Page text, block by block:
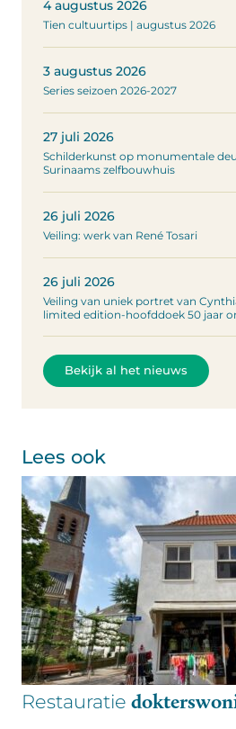
4 augustus 2026
Tien cultuurtips | augustus 2026
3 augustus 2026
Series seizoen 2026-2027
27 juli 2026
Schilderkunst op monumentale
Surinaams zelfbouwhuis
26 juli 2026
Veiling: werk van René Tosari
26 juli 2026
Veiling van uniek portret van
limited edition-hoofddoek 50 jaar
Bekijk al het nieuws
Lees ook
Restauratie